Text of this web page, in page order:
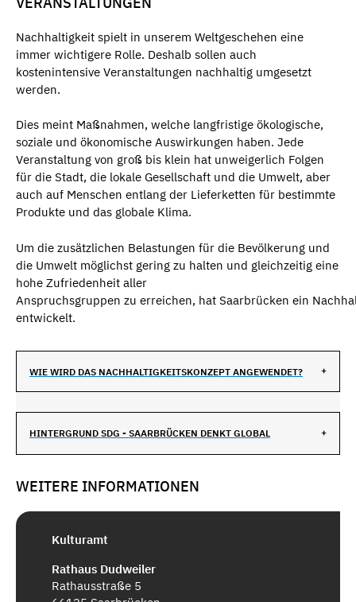
Nachhaltigkeit spielt in unserem Weltgeschehen eine
immer wichtigere Rolle. Deshalb sollen auch
kostenintensive Veranstaltungen nachhaltig umgesetzt
werden.
Dies meint Maßnahmen, welche langfristige ökologische,
soziale und ökonomische Auswirkungen haben. Jede
Veranstaltung von groß bis klein hat unweigerlich Folgen
für die Stadt, die lokale Gesellschaft und die Umwelt, aber
auch auf Menschen entlang der Lieferketten für bestimmte
Produkte und das globale Klima.
Um die zusätzlichen Belastungen für die Bevölkerung und
die Umwelt möglichst gering zu halten und gleichzeitig eine
hohe Zufriedenheit aller
Anspruchsgruppen zu erreichen, hat Saarbrücken ein
entwickelt.
WIE WIRD DAS NACHHALTIGKEITSKONZEPT ANGEWENDET?
HINTERGRUND SDG - SAARBRÜCKEN DENKT GLOBAL
WEITERE INFORMATIONEN
Kulturamt
Rathaus Dudweiler
Rathausstraße 5